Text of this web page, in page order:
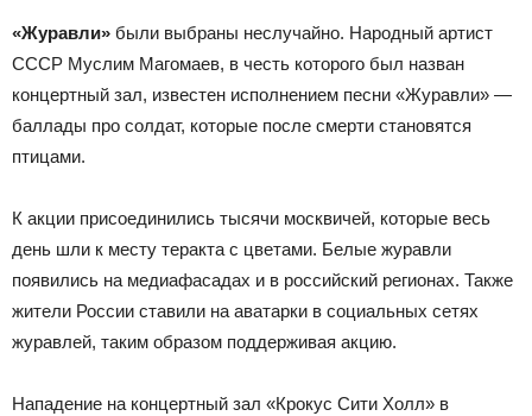
«Журавли» были выбраны неслучайно. Народный артист
СССР Муслим Магомаев, в честь которого был назван
концертный зал, известен исполнением песни «Журавли» —
баллады про солдат, которые после смерти становятся
птицами.
К акции присоединились тысячи москвичей, которые весь
день шли к месту теракта с цветами. Белые журавли
появились на медиафасадах и в российский регионах. Также
жители России ставили на аватарки в социальных сетях
журавлей, таким образом поддерживая акцию.
Нападение на концертный зал «Крокус Сити Холл» в